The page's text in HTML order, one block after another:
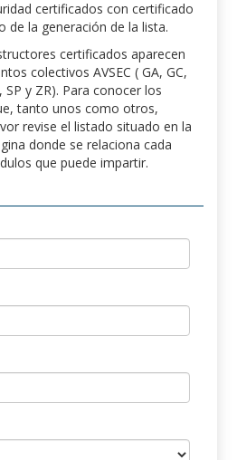
certificados con certificado
de la generación de la lista.
certificados aparecen
colectivos AVSEC ( GA, GC,
SP y ZR). Para conocer los
tanto unos como otros,
revise el listado situado en la
donde se relaciona cada
que puede impartir.